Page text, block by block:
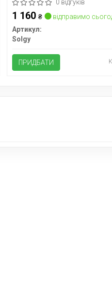
0 відгуків
1 160 ₴
відправимо
Артикул:
Solgy
ПРИДБАТИ